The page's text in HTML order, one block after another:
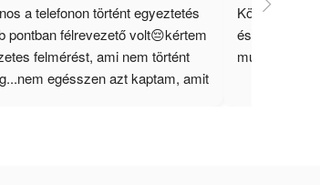
a telefonon történt egyeztetés
pontban félrevezető volt😔kértem
felmérést, ami nem történt
egésszen azt kaptam, amit
Köszönöm
és